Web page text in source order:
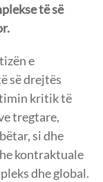
të së
e
së drejtës
kritik të
tregtare,
si dhe
kontraktuale
dhe global.